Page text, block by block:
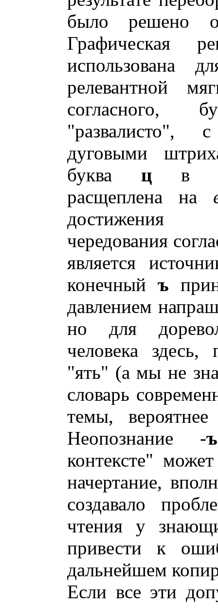
было решено
Графическая
использована
релевантной
согласного,
"развалисто",
дуговыми
буква ц в
расщеплена на
достижения
чередования
является
конечный ъ
давлением
но для
человека
"ять" (а мы не
словарь
темы,
Неопознание -ъ
контексте"
начертание,
создавало
чтения у
привести к
дальнейшем
Если все эти